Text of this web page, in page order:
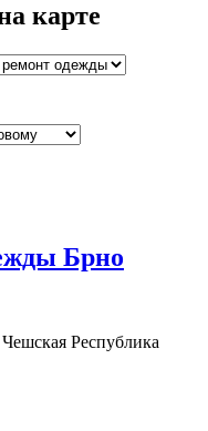
карте
Брно
Республика